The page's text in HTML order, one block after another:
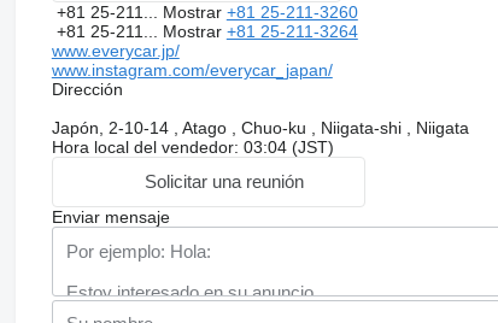
+81 25-211... Mostrar +81 25-211-3260
+81 25-211... Mostrar +81 25-211-3264
www.everycar.jp/
www.instagram.com/everycar_japan/
Dirección
Japón, 2-10-14 , Atago , Chuo-ku , Niigata-shi , Niigata
Hora local del vendedor: 03:04 (JST)
Solicitar una reunión
Enviar mensaje